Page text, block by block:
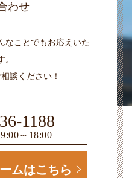
わせ
なことでもお応えいた
。
談ください！
1188
～18:00
ムはこちら